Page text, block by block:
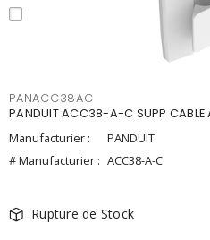
PANACC38AC
PANDUIT ACC38-A-C SUPP CABLE
Manufacturier :
PANDUIT
# Manufacturier : ACC38-A-C
Rupture de Stock